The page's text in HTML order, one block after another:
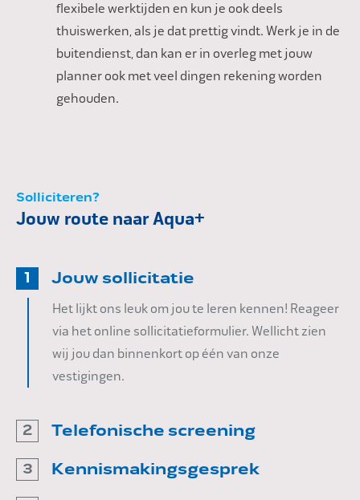
flexibele werktijden en kun je ook deels
thuiswerken, als je dat prettig vindt. Werk je in de
buitendienst, dan kan er in overleg met jouw
planner ook met veel dingen rekening worden
gehouden.
Solliciteren?
Jouw route naar Aqua+
1 Jouw sollicitatie
Het lijkt ons leuk om jou te leren kennen! Reageer
via het online sollicitatieformulier. Wellicht zien
wij jou dan binnenkort op één van onze
vestigingen.
2 Telefonische screening
Als je sollicitatie goed aansluit bij de functie,
nemen we contact met je op voor een kort
3 Kennismakingsgesprek